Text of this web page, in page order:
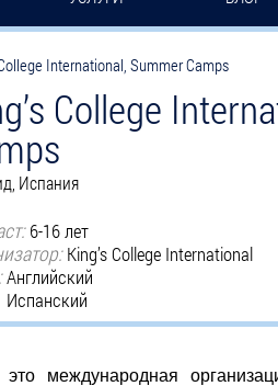
International, Summer Camps
College
Испания
6-16 лет
King’s College International
Английский
Испанский
международная